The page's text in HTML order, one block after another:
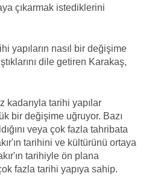
çıkarmak istediklerini
yapıların nasıl bir değişime
dile getiren Karakaş,
kadarıyla tarihi yapılar
bir değişime uğruyor. Bazı
veya çok fazla tahribata
tarihini ve kültürünü ortaya
tarihiyle ön plana
fazla tarihi yapıya sahip.